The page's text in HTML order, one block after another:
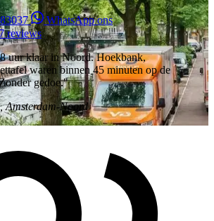
WhatsApp ons
reviews
uur klaar in Noord. Hoekbank,
waren binnen 45 minuten op de
gedoe."
Amsterdam-Noord